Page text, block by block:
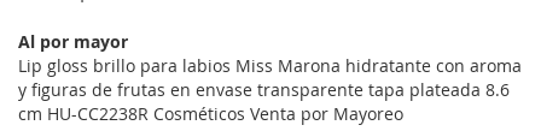
imágenes
Al por mayor
Lip gloss brillo para labios Miss Marona hidratante con aroma
y figuras de frutas en envase transparente tapa plateada 8.6
cm HU-CC2238R Cosméticos Venta por Mayoreo